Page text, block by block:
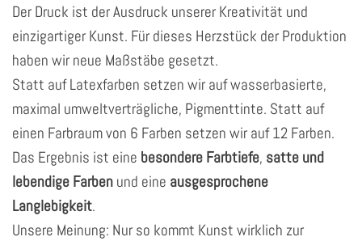
Der Druck ist der Ausdruck unserer Kreativität und
einzigartiger Kunst. Für dieses Herzstück der Produktion
haben wir neue Maßstäbe gesetzt.
Statt auf Latexfarben setzen wir auf wasserbasierte,
maximal umweltverträgliche, Pigmenttinte. Statt auf
einen Farbraum von 6 Farben setzen wir auf 12 Farben.
Das Ergebnis ist eine besondere Farbtiefe, satte und
lebendige Farben und eine ausgesprochene
Langlebigkeit.
Unsere Meinung: Nur so kommt Kunst wirklich zur